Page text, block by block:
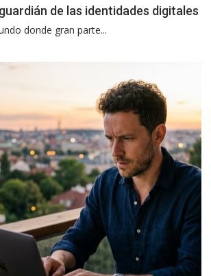
de las identidades digitales
donde gran parte...